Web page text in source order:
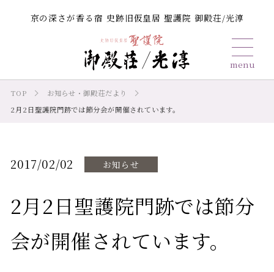
京の深さが香る宿 史跡旧仮皇居 聖護院 御殿荘/光淳
TOP
お知らせ・御殿荘だより
2月2日聖護院門跡では節分会が開催されています。
2017/02/02 お知らせ
2月2日聖護院門跡では節分
会が開催されています。